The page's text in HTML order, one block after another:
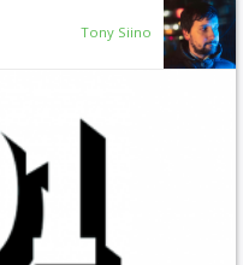
Tony Siino